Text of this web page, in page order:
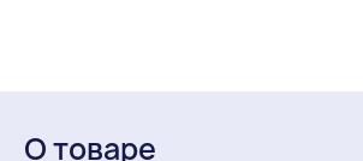
О товаре